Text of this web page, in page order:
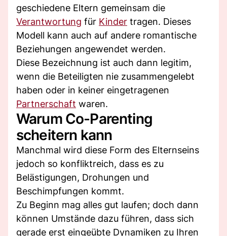
geschiedene Eltern gemeinsam die
Verantwortung für Kinder tragen. Dieses
Modell kann auch auf andere romantische
Beziehungen angewendet werden.
Diese Bezeichnung ist auch dann legitim,
wenn die Beteiligten nie zusammengelebt
haben oder in keiner eingetragenen
Partnerschaft waren.
Warum Co-Parenting
scheitern kann
Manchmal wird diese Form des Elternseins
jedoch so konfliktreich, dass es zu
Belästigungen, Drohungen und
Beschimpfungen kommt.
Zu Beginn mag alles gut laufen; doch dann
können Umstände dazu führen, dass sich
gerade erst eingeübte Dynamiken zu Ihren